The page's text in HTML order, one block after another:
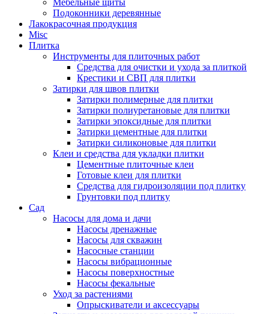
Мебельные щиты
Подоконники деревянные
Лакокрасочная продукция
Misc
Плитка
Инструменты для плиточных работ
Средства для очистки и ухода за плиткой
Крестики и СВП для плитки
Затирки для швов плитки
Затирки полимерные для плитки
Затирки полиуретановые для плитки
Затирки эпоксидные для плитки
Затирки цементные для плитки
Затирки силиконовые для плитки
Клеи и средства для укладки плитки
Цементные плиточные клеи
Готовые клеи для плитки
Средства для гидроизоляции под плитку
Грунтовки под плитку
Сад
Насосы для дома и дачи
Насосы дренажные
Насосы для скважин
Насосные станции
Насосы вибрационные
Насосы поверхностные
Насосы фекальные
Уход за растениями
Опрыскиватели и аксессуары